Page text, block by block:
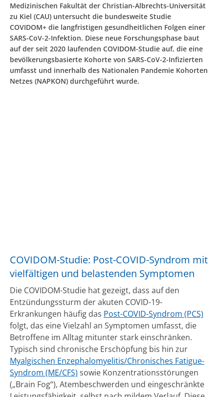
Medizinischen Fakultät der Christian-Albrechts-Universität
zu Kiel (CAU) untersucht die bundesweite Studie
COVIDOM+ die langfristigen gesundheitlichen Folgen einer
SARS-CoV-2-Infektion. Diese neue Forschungsphase baut
auf der seit 2020 laufenden COVIDOM-Studie auf, die eine
bevölkerungsbasierte Kohorte von SARS-CoV-2-Infizierten
umfasst und innerhalb des Nationalen Pandemie Kohorten
Netzes (NAPKON) durchgeführt wurde.
COVIDOM-Studie: Post-COVID-Syndrom mit
vielfältigen und belastenden Symptomen
Die COVIDOM-Studie hat gezeigt, dass auf den
Entzündungssturm der akuten COVID-19-
Erkrankungen häufig das Post-COVID-Syndrom (PCS)
folgt, das eine Vielzahl an Symptomen umfasst, die
Betroffene im Alltag mitunter stark einschränken.
Typisch sind chronische Erschöpfung bis hin zur
Myalgischen Enzephalomyelitis/Chronisches Fatigue-
Syndrom (ME/CFS) sowie Konzentrationsstörungen
(„Brain Fog“), Atembeschwerden und eingeschränkte